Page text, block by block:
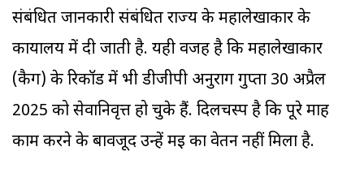
संबंधित जानकारी संबंधित राज्य के महालेखाकार के
कार्यालय में दी जाती है. यही वजह है कि महालेखाकार
(कैग) के रिकॉर्ड में भी डीजीपी अनुराग गुप्ता 30 अप्रैल
2025 को सेवानिवृत्त हो चुके हैं. दिलचस्प है कि पूरे माह
काम करने के बावजूद उन्हें मई का वेतन नहीं मिला है.